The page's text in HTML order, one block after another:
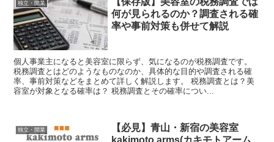
独立・開業
何が見られるのか？調査される確
率や事前対策も併せて解説
個人事業主になると美容室に限らず、気になるのが税務調査です。
税務調査とはどのようなものなのか、具体的な目的や調査される確
率、事前対策などをまとめて詳しく解説します。 税務調査とは？美
容室が対象となる確率は？ 税務調査とその確率につい...
独立・開業
【必見】青山・新宿の美容室